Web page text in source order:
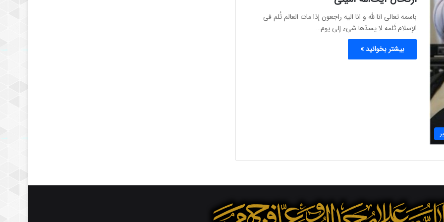
باسمه تعالی انا لله و انا الیه راجعون إذا مات العالم ثُلم فی
الإسلام ثَلمه لا یسدّها شیء إلى یوم…
بیشتر بخوانید »